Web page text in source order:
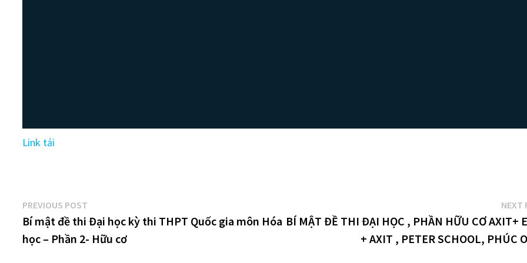
Link tải
Điều
hướng
bài
PREVIOUS POST
post:
Bí mật đề thi Đại học kỳ thi THPT Quốc gia môn Hóa
học – Phần 2- Hữu cơ
NEXT
BÍ MẬT ĐỀ THI ĐẠI HỌC , PHẦN HỮU CƠ AXIT+
+ AXIT , PETER SCHOOL, PHÚC